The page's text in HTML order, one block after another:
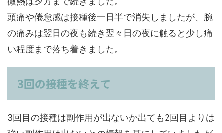
頭痛や倦怠感は接種後一日半で消失しましたが、腕
の痛みは翌日の夜も続き翌々日の夜に触ると少し痛
い程度まで落ち着きました。
3回の接種を終えて
3回目の接種は副作用が出ないか出ても2回目よりは